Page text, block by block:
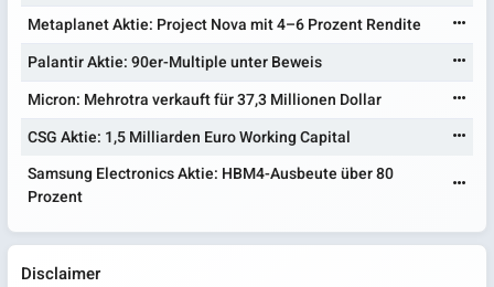
Metaplanet Aktie: Project Nova mit 4–6 Prozent Rendite
Palantir Aktie: 90er-Multiple unter Beweis
Micron: Mehrotra verkauft für 37,3 Millionen Dollar
CSG Aktie: 1,5 Milliarden Euro Working Capital
Samsung Electronics Aktie: HBM4-Ausbeute über 80
Prozent
Disclaimer